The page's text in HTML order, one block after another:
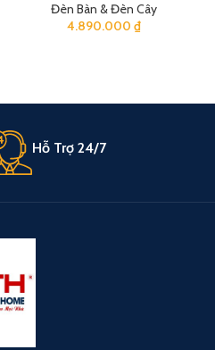
Đèn Bàn & Đèn Cây
4.890.000 ₫
Hỗ Trợ 24/7